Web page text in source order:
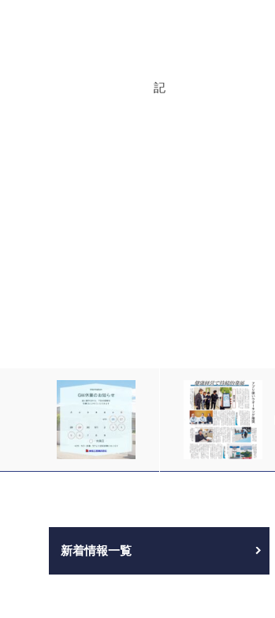
記
新着情報一覧